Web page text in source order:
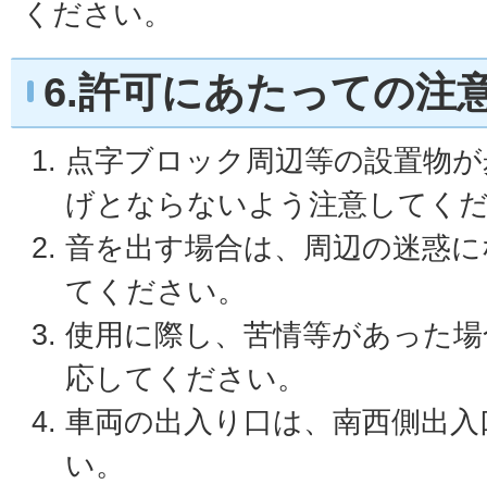
ください。
6.許可にあたっての注
点字ブロック周辺等の設置物
げとならないよう注意してく
音を出す場合は、周辺の迷惑
てください。
使用に際し、苦情等があった
応してください。
車両の出入り口は、南西側出
い。